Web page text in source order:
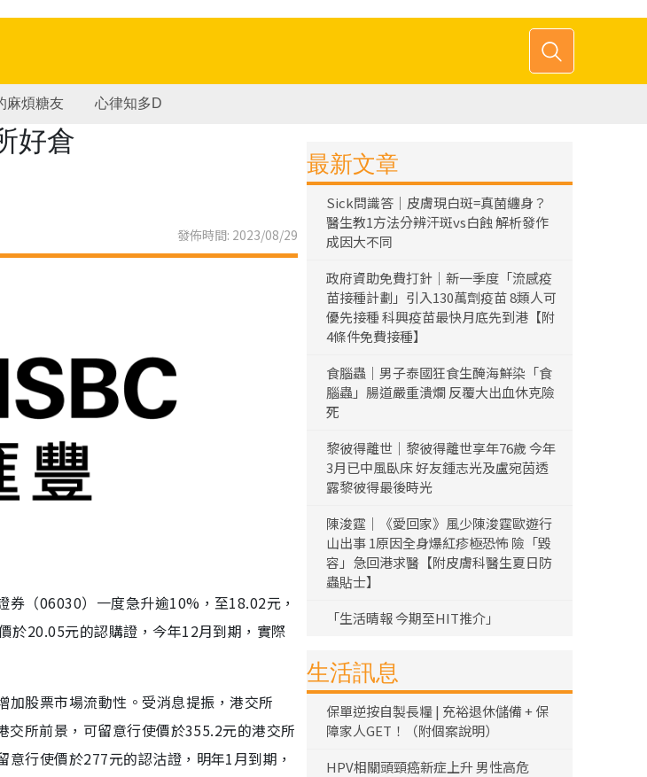
麻煩糖友 心律知多D
好倉
發佈時間: 2023/08/29
（06030）一度急升逾10%，至18.02元，
於20.05元的認購證，今年12月到期，實際
股票市場流動性。受消息提振，港交所
交所前景，可留意行使價於355.2元的港交所
行使價於277元的認沽證，明年1月到期，
最新文章
Sick問識答｜皮膚現白斑=真菌纏身？
醫生教1方法分辨汗斑vs白蝕 解析發作
成因大不同
政府資助免費打針｜新一季度「流感疫
苗接種計劃」引入130萬劑疫苗 8類人可
優先接種 科興疫苗最快月底先到港【附
4條件免費接種】
食腦蟲｜男子泰國狂食生醃海鮮染「食
腦蟲」腸道嚴重潰爛 反覆大出血休克險
死
黎彼得離世｜黎彼得離世享年76歲 今年
3月已中風臥床 好友鍾志光及盧宛茵透
露黎彼得最後時光
陳浚霆｜《愛回家》風少陳浚霆歐遊行
山出事 1原因全身爆紅疹極恐怖 險「毀
容」急回港求醫【附皮膚科醫生夏日防
蟲貼士】
「生活晴報 今期至HIT推介」
生活訊息
保單逆按自製長糧 | 充裕退休儲備 + 保
障家人GET！（附個案說明）
HPV相關頭頸癌新症上升 男性高危